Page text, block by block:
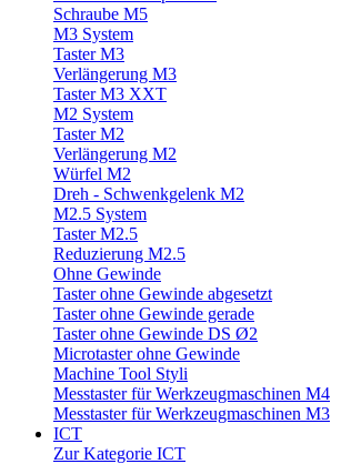
Schraube M5
M3 System
Taster M3
Verlängerung M3
Taster M3 XXT
M2 System
Taster M2
Verlängerung M2
Würfel M2
Dreh - Schwenkgelenk M2
M2.5 System
Taster M2.5
Reduzierung M2.5
Ohne Gewinde
Taster ohne Gewinde abgesetzt
Taster ohne Gewinde gerade
Taster ohne Gewinde DS Ø2
Microtaster ohne Gewinde
Machine Tool Styli
Messtaster für Werkzeugmaschinen M4
Messtaster für Werkzeugmaschinen M3
ICT
Zur Kategorie ICT